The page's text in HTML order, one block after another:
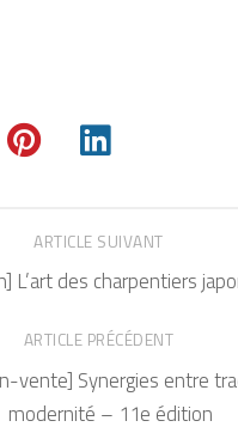
ARTICLE SUIVANT
L’art des charpentiers
ARTICLE PRÉCÉDENT
vente] Synergies entre
modernité – 11e édition